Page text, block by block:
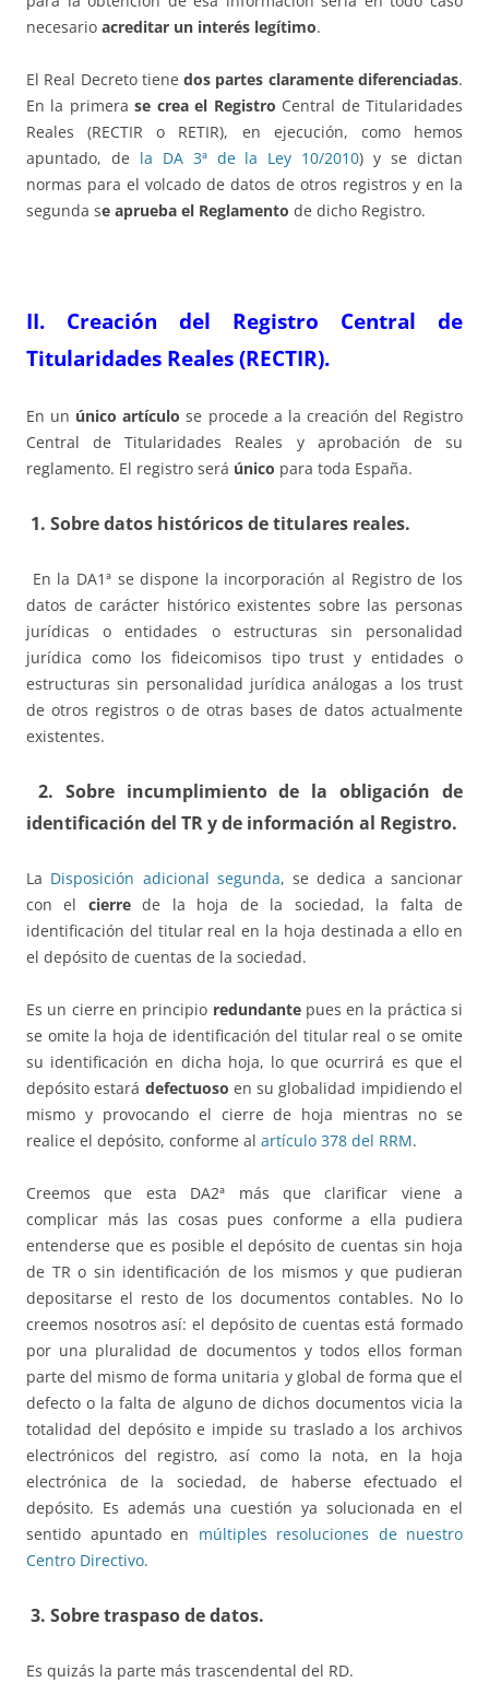
necesario acreditar un interés legítimo.
El Real Decreto tienedos partes claramente diferenciadas.
En la primerase crea el Registro Central de Titularidades
Reales (RECTIR o RETIR), en ejecución, como hemos
apuntado, de la DA 3ª de la Ley 10/2010) y se dictan
normas para el volcado de datos de otros registros y en la
segunda se aprueba el Reglamento de dicho Registro.
II. Creación del Registro Central de
Titularidades Reales (RECTIR).
En un único artículo se procede a la creación del Registro
Central de Titularidades Reales y aprobación de su
reglamento. El registro será único para toda España.
1. Sobre datos históricos de titulares reales.
En la DA1ª se dispone la incorporación al Registro de los
datos de carácter histórico existentes sobre las personas
jurídicas o entidades o estructuras sin personalidad
jurídica como los fideicomisos tipo trust y entidades o
estructuras sin personalidad jurídica análogas a los trust
de otros registros o de otras bases de datos actualmente
existentes.
2. Sobre incumplimiento de la obligación de
identificación del TR y de información al Registro.
La Disposición adicional segunda, se dedica a sancionar
con el cierrede la hoja de la sociedad, la falta de
identificación del titular real en la hoja destinada a ello en
el depósito de cuentas de la sociedad.
Es un cierre en principio redundantepues en la práctica si
se omite la hoja de identificación del titular real o se omite
su identificación en dicha hoja, lo que ocurrirá es que el
depósito estará defectuoso en su globalidad impidiendo el
mismo y provocando el cierre de hoja mientras no se
realice el depósito, conforme al artículo 378 del RRM.
Creemos que esta DA2ª más que clarificar viene a
complicar más las cosas pues conforme a ella pudiera
entenderse que es posible el depósito de cuentas sin hoja
de TR o sin identificación de los mismos y que pudieran
depositarse el resto de los documentos contables. No lo
creemos nosotros así: el depósito de cuentas está formado
por una pluralidad de documentos y todos ellos forman
parte del mismo de forma unitaria y global de forma que el
defecto o la falta de alguno de dichos documentos vicia la
totalidad del depósito e impide su traslado a los archivos
electrónicos del registro, así como la nota, en la hoja
electrónica de la sociedad, de haberse efectuado el
depósito. Es además una cuestión ya solucionada en el
sentido apuntado en múltiples resoluciones de nuestro
Centro Directivo.
3. Sobre traspaso de datos.
Es quizás la parte más trascendental del RD.